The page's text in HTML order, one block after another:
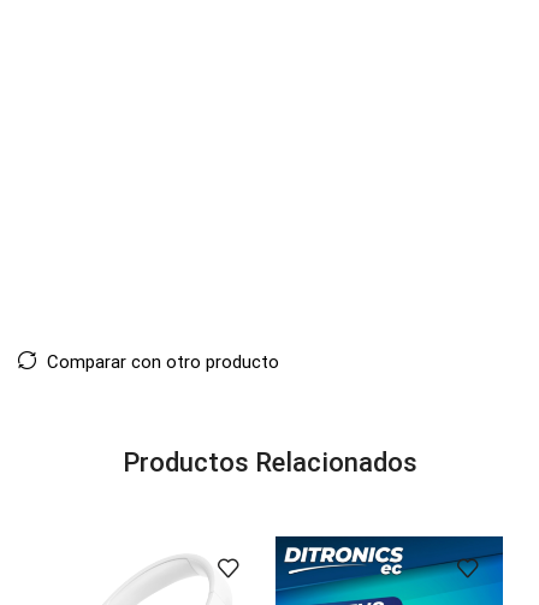
Comparar con otro producto
Productos Relacionados